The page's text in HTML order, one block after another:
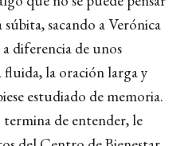
sacando a Verónica
diferencia de unos
fluida, la oración larga y
estudiado de memoria.
de entender, le